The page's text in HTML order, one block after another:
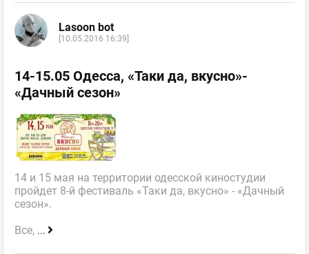
Lasoon bot
[10.05.2016 16:39]
14-15.05 Одесса, «Таки да, вкусно»-
«Дачный сезон»
14 и 15 мая на территории одесской киностудии
пройдет 8-й фестиваль «Таки да, вкусно» - «Дачный
сезон».
Все, ...